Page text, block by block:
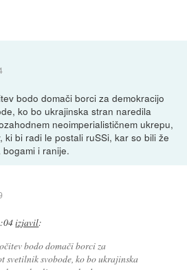
bodo domači borci za demokracijo
ko bo ukrajinska stran naredila
neoimperialističnem ukrepu,
ki bi radi le postali ruSSi, kar so bili že
i ranije.
izjavil:
bodo domači borci za
svetilnik svobode, ko bo ukrajinska